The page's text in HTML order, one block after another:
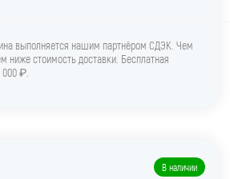
выполняется нашим партнёром СДЭК. Чем
ниже стоимость доставки. Бесплатная
000 ₽.
В наличии